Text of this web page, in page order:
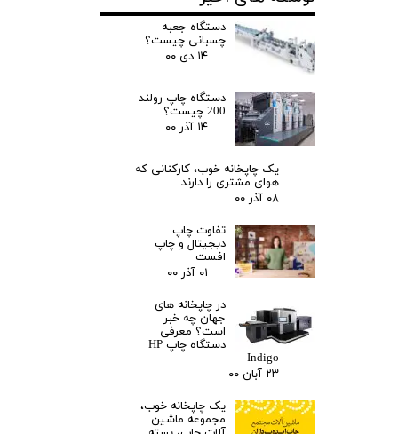
دستگاه جعبه
چسبانی چیست؟
۱۴ دی ۰۰
دستگاه چاپ رولند
200 چیست؟
۱۴ آذر ۰۰
یک چاپخانه خوب، کارکنانی که
هوای مشتری را دارند.
۰۸ آذر ۰۰
تفاوت چاپ
دیجیتال و چاپ
افست
۰۱ آذر ۰۰
در چاپخانه های
جهان چه خبر
است؟ معرفی
دستگاه چاپ HP
Indigo
۲۳ آبان ۰۰
یک چاپخانه خوب،
مجموعه ماشین